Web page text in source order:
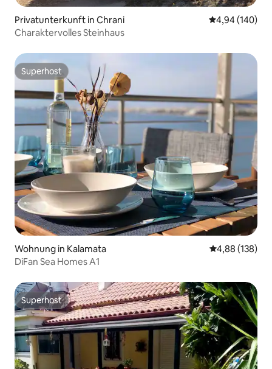
Privatunterkunft in Chrani
4,94 (140)
Charaktervolles Steinhaus
Superhost
Superhost
Wohnung in Kalamata
4,88 (138)
DiFan Sea Homes A1
Superhost
Superhost